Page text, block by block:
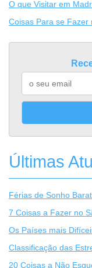
O que Visitar em
Coisas Para se Fazer
Últimas
Férias de Sonho
7 Coisas a Fazer no
Os Países mais
Classificação das
20 Coisas a Não